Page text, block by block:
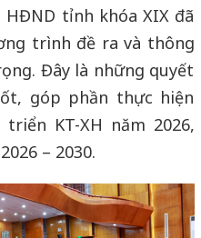
tỉnh khóa XIX đã
trình đề ra và thông
Đây là những quyết
góp phần thực hiện
KT-XH năm 2026,
– 2030.